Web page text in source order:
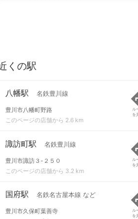
くの駅
八幡駅 名鉄豊川線
豊川市八幡町野路
このページの店舗から 2.6 km
ル
を
諏訪町駅 名鉄豊川線
豊川市諏訪３-２５０
このページの店舗から 3.2 km
ル
を
国府駅 名鉄名古屋本線 など
豊川市久保町葉善寺
ル
を